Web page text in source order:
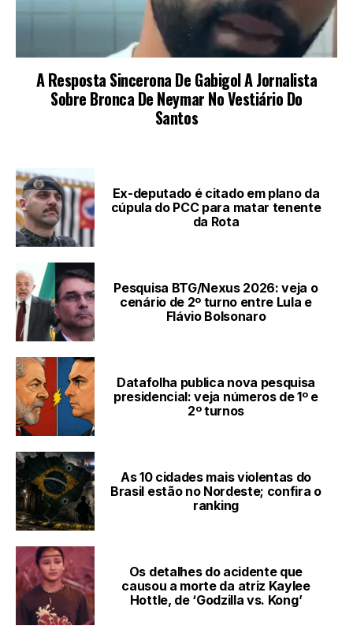
Ex-deputado é citado em plano da
cúpula do PCC para matar tenente
da Rota
Pesquisa BTG/Nexus 2026: veja o
cenário de 2º turno entre Lula e
Flávio Bolsonaro
Datafolha publica nova pesquisa
presidencial: veja números de 1º e
2º turnos
As 10 cidades mais violentas do
Brasil estão no Nordeste; confira o
ranking
Os detalhes do acidente que
causou a morte da atriz Kaylee
Hottle, de ‘Godzilla vs. Kong’